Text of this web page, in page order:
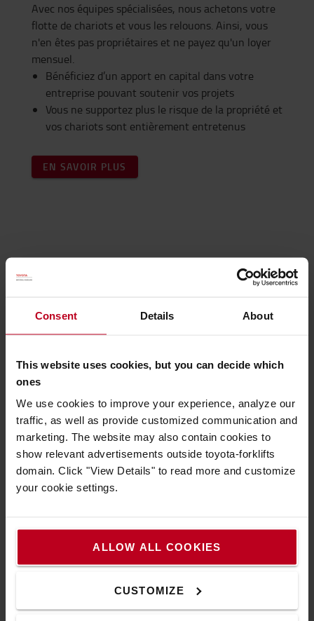
Consent Details About
This website uses cookies, but you can decide which
ones
We use cookies to improve your experience, analyze our
traffic, as well as provide customized communication and
marketing. The website may also contain cookies to
show relevant advertisements outside toyota-forklifts
domain. Click "View Details" to read more and customize
your cookie settings.
ALLOW ALL COOKIES
CUSTOMIZE
Avec nos équipes spécialisées, nous achetons votre
flotte de chariots et vous les relouons. Ainsi, vous
n'en êtes pas propriétaires et ne payez qu'un loyer
mensuel.
Bénéficiez d’un apport en capital dans votre
entreprise pouvant soutenir vos projets
Vous ne supportez plus le risque de la propriété et
vos chariots sont entièrement entretenus
EN SAVOIR PLUS
Faut-il louer ou acheter son chariot
élévateur ?
Acheter pour investir sur le long terme ou louer
pour gagner en flexibilité ?
Avant de prendre une décision, découvrez les
avantages et limites de chaque solution selon votre
DÉCOUVRIR LE GUIDE
Pourquoi opter pour l’offre location de
chariot élévateur Toyota ?